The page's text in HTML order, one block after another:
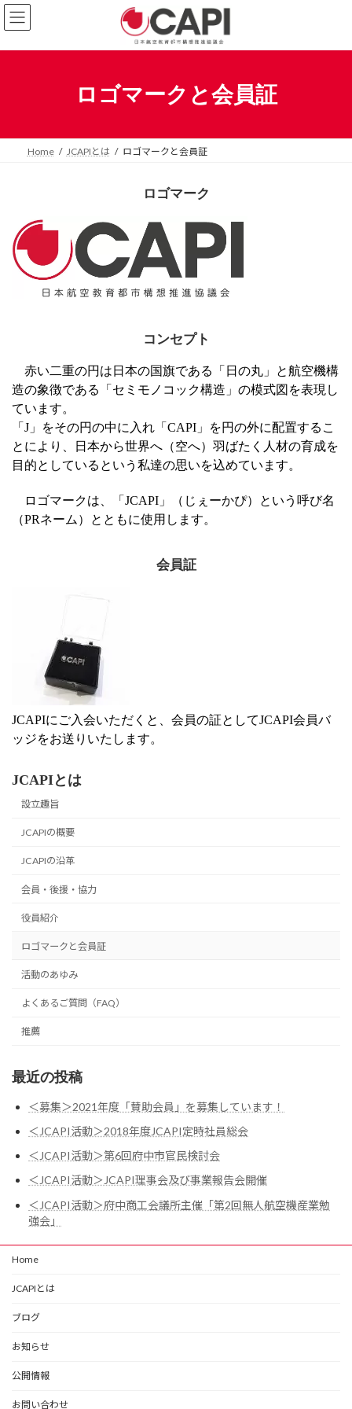
コ
ン
ン
ナ
ビ
ー
ロゴマークと会員証
Home JCAPIとは ロゴマークと会員証
ロゴマーク
コンセプト
赤い二重の円は日本の国旗である「日の丸」と航空機構
造の象徴である「セミモノコック構造」の模式図を表現し
ています。
「J」をその円の中に入れ「CAPI」を円の外に配置するこ
とにより、日本から世界へ（空へ）羽ばたく人材の育成を
目的としているという私達の思いを込めています。
ロゴマークは、「JCAPI」（じぇーかぴ）という呼び名
（PRネーム）とともに使用します。
会員証
JCAPIにご入会いただくと、会員の証としてJCAPI会員バ
ッジをお送りいたします。
JCAPIとは
設立趣旨
JCAPIの概要
JCAPIの沿革
会員・後援・協力
役員紹介
ロゴマークと会員証
活動のあゆみ
よくあるご質問（FAQ）
推薦
最近の投稿
＜募集＞2021年度「賛助会員」を募集しています！
＜JCAPI活動＞2018年度JCAPI定時社員総会
＜JCAPI活動＞第6回府中市官民検討会
＜JCAPI活動＞JCAPI理事会及び事業報告会開催
＜JCAPI活動＞府中商工会議所主催「第2回無人航空機産業勉
強会」
Home
JCAPIとは
ブログ
お知らせ
公開情報
お問い合わせ